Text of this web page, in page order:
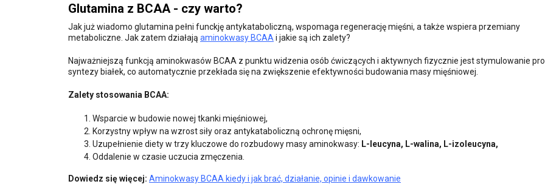
Glutamina z BCAA - czy warto?
Jak już wiadomo glutamina pełni funckję antykataboliczną, wspomaga regenerację mięśni, a także wspiera przemiany
metaboliczne. Jak zatem działają aminokwasy BCAA i jakie są ich zalety?
Najważniejszą funkcją aminokwasów BCAA z punktu widzenia osób ćwiczących i aktywnych fizycznie jest stymulowanie
syntezy białek, co automatycznie przekłada się na zwiększenie efektywności budowania masy mięśniowej.
Zalety stosowania BCAA:
Wsparcie w budowie nowej tkanki mięśniowej,
Korzystny wpływ na wzrost siły oraz antykataboliczną ochronę mięsni,
Uzupełnienie diety w trzy kluczowe do rozbudowy masy aminokwasy: L-leucyna, L-walina, L-izoleucyna,
Oddalenie w czasie uczucia zmęczenia.
Dowiedz się więcej: Aminokwasy BCAA kiedy i jak brać, działanie, opinie i dawkowanie